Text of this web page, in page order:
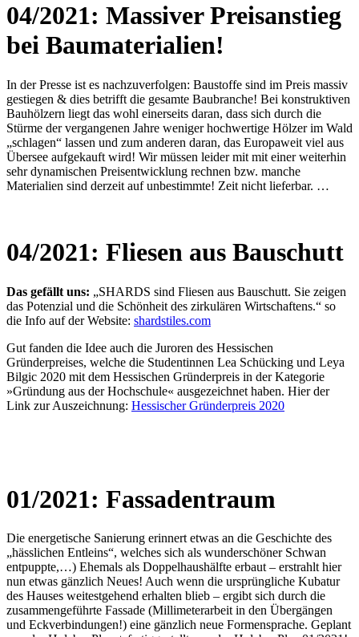
04/2021: Massiver Preisanstieg
bei Baumaterialien!
In der Presse ist es nachzuverfolgen: Baustoffe sind im Preis massiv
gestiegen & dies betrifft die gesamte Baubranche! Bei konstruktiven
Bauhölzern liegt das wohl einerseits daran, dass sich durch die
Stürme der vergangenen Jahre weniger hochwertige Hölzer im Wald
„schlagen“ lassen und zum anderen daran, das Europaweit viel aus
Übersee aufgekauft wird! Wir müssen leider mit mit einer weiterhin
sehr dynamischen Preisentwicklung rechnen bzw. manche
Materialien sind derzeit auf unbestimmte! Zeit nicht lieferbar. …
04/2021: Fliesen aus Bauschutt
Das gefällt uns: „SHARDS sind Fliesen aus Bauschutt. Sie zeigen
das Potenzial und die Schönheit des zirkulären Wirtschaftens.“ so
die Info auf der Website: shardstiles.com
Gut fanden die Idee auch die Juroren des Hessischen
Gründerpreises, welche die Studentinnen Lea Schücking und Leya
Bilgic 2020 mit dem Hessischen Gründerpreis in der Kategorie
»Gründung aus der Hochschule« ausgezeichnet haben. Hier der
Link zur Auszeichnung: Hessischer Gründerpreis 2020
01/2021: Fassadentraum
Die energetische Sanierung erinnert etwas an die Geschichte des
„hässlichen Entleins“, welches sich als wunderschöner Schwan
entpuppte,…) Ehemals als Doppelhaushälfte erbaut – erstrahlt hier
nun etwas gänzlich Neues! Auch wenn die ursprüngliche Kubatur
des Hauses weitestgehend erhalten blieb – ergibt sich durch die
zusammengeführte Fassade (Millimeterarbeit in den Übergängen
und Eckverbindungen!) eine gänzlich neue Formensprache. Geplant